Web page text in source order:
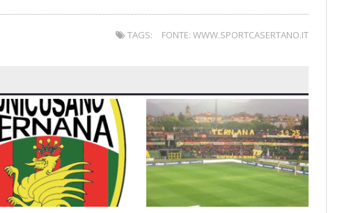
TAGS: FONTE: WWW.SPORTCASERTANO.IT